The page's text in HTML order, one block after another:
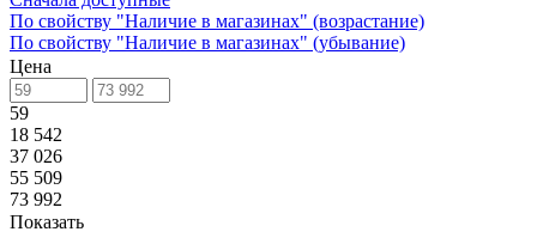
По свойству "Наличие в магазинах" (возрастание)
По свойству "Наличие в магазинах" (убывание)
Цена
59
18 542
37 026
55 509
73 992
Показать